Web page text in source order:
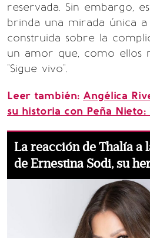
reservada. Sin embargo,
brinda una mirada única a
construida sobre la
un amor que, como ellos
"Sigue vivo".
Leer también: Angélica
su historia con Peña
La reacción de Thalía a
de Ernestina Sodi, su